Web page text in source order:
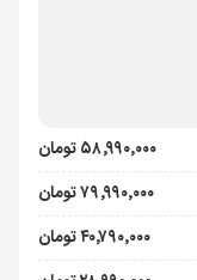
۵۸٬۹۹۰٬۰۰۰ تومان
۷۹٬۹۹۰٬۰۰۰ تومان
۴۰٬۷۹۰٬۰۰۰ تومان